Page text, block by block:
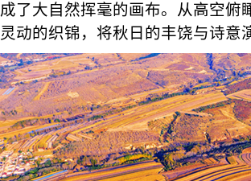
成了大自然挥毫的画布。从高空俯
灵动的织锦，将秋日的丰饶与诗意